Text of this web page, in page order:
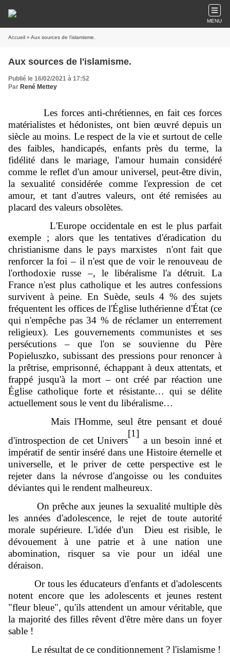
MENU
Accueil » Aux sources de l'islamisme.
Aux sources de l'islamisme.
Publié le 16/02/2021 à 17:52
Par René Mettey
Les forces anti-chrétiennes, en fait ces forces
matérialistes et hédonistes, ont bien œuvré depuis un
siècle au moins. Le respect de la vie et surtout de celle
des faibles, handicapés, enfants près du terme, la
fidélité dans le mariage, l'amour humain considéré
comme le reflet d'un amour universel, peut-être divin,
la sexualité considérée comme l'expression de cet
amour, et tant d'autres valeurs, ont été remisées au
placard des valeurs obsolètes.
L'Europe occidentale en est le plus parfait
exemple ; alors que les tentatives d'éradication du
christianisme dans le pays marxistes n'ont fait que
renforcer la foi – il n'est que de voir le renouveau de
l'orthodoxie russe –, le libéralisme l'a détruit. La
France n'est plus catholique et les autres confessions
survivent à peine. En Suède, seuls 4 % des sujets
fréquentent les offices de l'Église luthérienne d'État (ce
qui n'empêche pas 34 % de réclamer un enterrement
religieux). Les gouvernements communistes et ses
persécutions – que l'on se souvienne du Père
Popieluszko, subissant des pressions pour renoncer à
la prêtrise, emprisonné, échappant à deux attentats, et
frappé jusqu'à la mort – ont créé par réaction une
Église catholique forte et résistante… qui se délite
actuellement sous le vent du libéralisme…
Mais l'Homme, seul être pensant et doué
d'introspection de cet Univers
[1]
a un besoin inné et
impératif de sentir inséré dans une Histoire éternelle et
universelle, et le priver de cette perspective est le
rejeter dans la névrose d'angoisse ou les conduites
déviantes qui le rendent malheureux.
On prêche aux jeunes la sexualité multiple dès
les années d'adolescence, le rejet de toute autorité
morale supérieure. L'idée d'un Dieu est risible, le
dévouement à une patrie et à une nation une
abomination, risquer sa vie pour un idéal une
déraison.
Or tous les éducateurs d'enfants et d'adolescents
notent encore que les adolescents et jeunes restent
"fleur bleue", qu'ils attendent un amour véritable, que
la majorité des filles rêvent d'être mère dans un foyer
sable !
Le résultat de ce conditionnement ? l'islamisme !